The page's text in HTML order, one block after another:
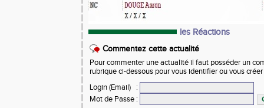
les Réactions
Commentez cette actualité
Pour commenter une actualité il faut posséder un
rubrique ci-dessous pour vous identifier ou vous
Login (Email)
:
Mot de Passe :